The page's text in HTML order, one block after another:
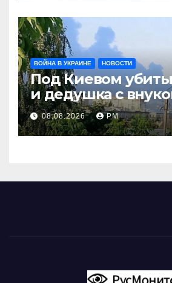
ВОЙНА В УКРАИНЕ НОВОСТИ
Под Киевом
и дедушка с
Поволжье и на
вновь горят НПЗ
08.08.2026 РМ